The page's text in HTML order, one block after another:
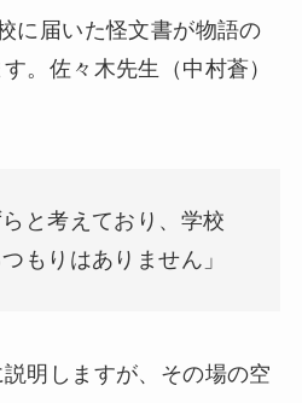
に届いた怪文書が物語の
。佐々木先生（中村蒼）
らと考えており、学校
もりはありません」
明しますが、その場の空